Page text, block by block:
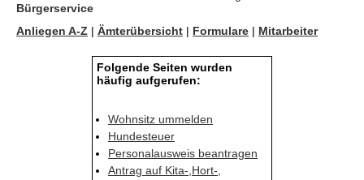
Bürgerservice
Anliegen A-Z | Ämterübersicht | Formulare | Mitarbeiter
Folgende Seiten wurden
häufig aufgerufen:
Wohnsitz ummelden
Hundesteuer
Personalausweis beantragen
Antrag auf Kita-,Hort-,